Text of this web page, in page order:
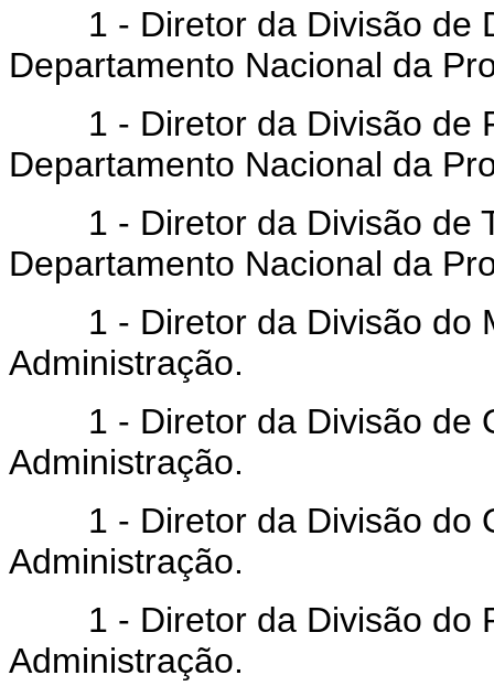
1 - Diretor da Divisão de
Departamento Nacional da
1 - Diretor da Divisão de
Departamento Nacional da
1 - Diretor da Divisão de
Departamento Nacional da
1 - Diretor da Divisão do
Administração.
1 - Diretor da Divisão de
Administração.
1 - Diretor da Divisão do
Administração.
1 - Diretor da Divisão do
Administração.